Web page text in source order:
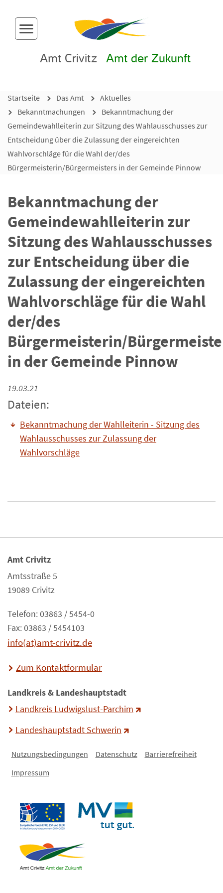
Menü-Button
Amt Crivitz Amt der Zukunft
Startseite Das Amt
Aktuelles
Bekanntmachungen
Bekanntmachung der
Gemeindewahlleiterin zur Sitzung des Wahlausschusses zur
Entscheidung über die Zulassung der eingereichten
Wahlvorschläge für die Wahl der/des
Bürgermeisterin/Bürgermeisters in der Gemeinde Pinnow
Bekanntmachung der
Gemeindewahlleiterin zur
Sitzung des Wahlausschusses
zur Entscheidung über die
Zulassung der eingereichten
Wahlvorschläge für die Wahl
der/des
Bürgermeisterin/
in der Gemeinde Pinnow
19.03.21
Dateien:
Bekanntmachung der Wahlleiterin - Sitzung des
Wahlausschusses zur Zulassung der
Wahlvorschläge
Amt Crivitz
Amtsstraße 5
19089 Crivitz
Telefon: 03863 / 5454-0
Fax: 03863 / 5454103
info(at)amt-crivitz.de
Zum Kontaktformular
Landkreis & Landeshauptstadt
Landkreis Ludwigslust-Parchim
Landeshauptstadt Schwerin
Nutzungsbedingungen Datenschutz
Barrierefreiheit
Impressum